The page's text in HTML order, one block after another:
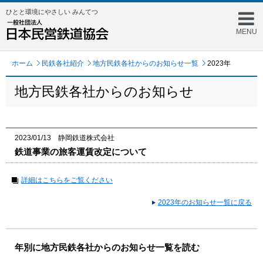
MENU
ひとと環境にやさしい みんてつ
ホーム 民鉄各社紹介 地方民鉄各社からのお知らせ一覧 2023年
地方民鉄各社からのお知らせ
2023/01/13 静岡鉄道株式会社
鉄道事業の旅客運賃改定について
詳細はこちらをご覧ください
2023年のお知らせ一覧に戻る
年別に地方民鉄各社からのお知らせ一覧を読む